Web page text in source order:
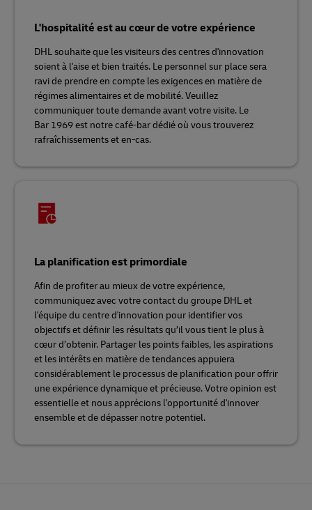
L'hospitalité est au cœur de votre expérience
DHL souhaite que les visiteurs des centres d'innovation
soient à l'aise et bien traités. Le personnel sur place sera
ravi de prendre en compte les exigences en matière de
régimes alimentaires et de mobilité. Veuillez
communiquer toute demande avant votre visite. Le
Bar 1969 est notre café-bar dédié où vous trouverez
rafraîchissements et en-cas.
La planification est primordiale
Afin de profiter au mieux de votre expérience,
communiquez avec votre contact du groupe DHL et
l'équipe du centre d'innovation pour identifier vos
objectifs et définir les résultats qu’il vous tient le plus à
cœur d’obtenir. Partager les points faibles, les aspirations
et les intérêts en matière de tendances appuiera
considérablement le processus de planification pour offrir
une expérience dynamique et précieuse. Votre opinion est
essentielle et nous apprécions l'opportunité d'innover
ensemble et de dépasser notre potentiel.